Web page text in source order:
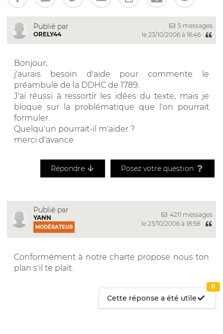
Publié par
ORELY44
5 messages
le 23/10/2006 à 16:46
Bonjour,
j'aurais besoin d'aide pour commente le
préambule de la DDHC de 1789.
J'ai réussi à ressortir les idées du texte, mais je
bloque sur la problématique que l'on pourrait
formuler.
Quelqu'un pourrait-il m'aider ?
merci d'avance
Répondre Posez votre question
Publié par
YANN
MODÉRATEUR
4211 messages
le 23/10/2006 à 18:58
Conformément à notre charte propose nous ton
plan s'il te plait.
Cette réponse a été utile
0